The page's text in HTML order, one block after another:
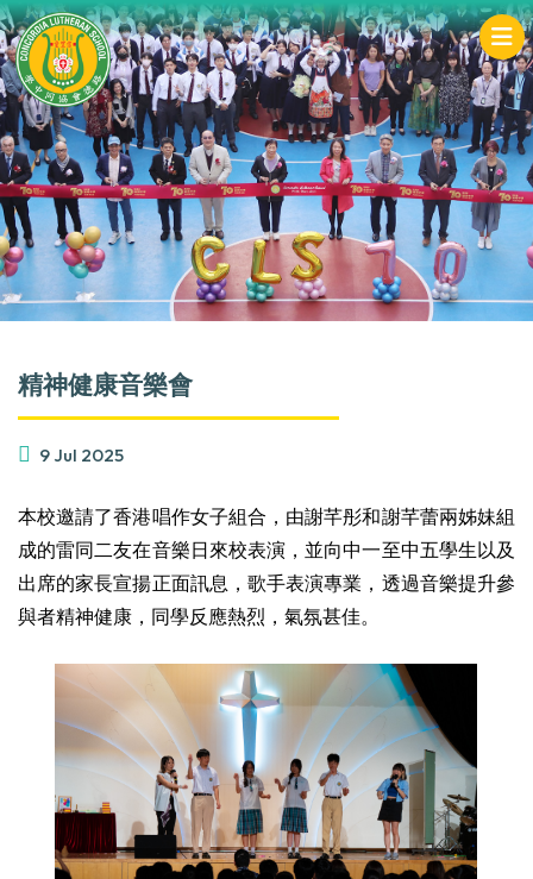
精神健康音樂會
9 Jul 2025
本校邀請了香港唱作女子組合，由謝芊彤和謝芊蕾兩姊妹組
成的雷同二友在音樂日來校表演，並向中一至中五學生以及
出席的家長宣揚正面訊息，歌手表演專業，透過音樂提升參
與者精神健康，同學反應熱烈，氣氛甚佳。